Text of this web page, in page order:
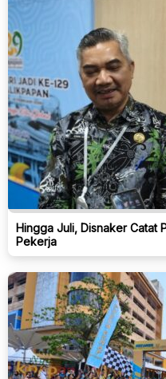
Hingga Juli, Disnaker Catat
Pekerja